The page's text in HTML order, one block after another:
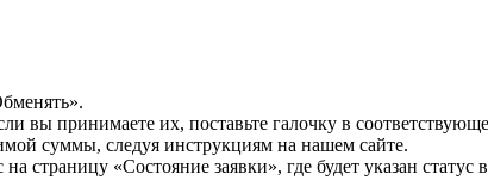
вы принимаете их, поставьте галочку в
суммы, следуя инструкциям на нашем сайте.
страницу «Состояние заявки», где будет указан статус